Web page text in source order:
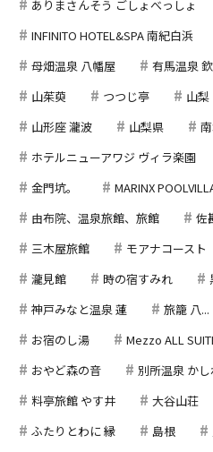
ありまさんそう ごしょべっしょ
INFINITO HOTEL&SPA 南紀白浜
母畑温泉 八幡屋
有馬温泉
山茱萸
つつじ亭 山梨
山形座 瀧波
山梨県
ホテルニューアワジ ヴィラ楽園
金門坑。
MARINX
由布院、温泉旅館、旅館
佐
三木屋旅館
モアナコースト
瀧見館
時の宿すみれ
神戸みなと温泉 蓮
旅籠 八...
お宿のし湯
Mezzo ALL
おやど森の音
別所温泉 か
料亭旅館 やす井
大谷山荘
ふたりとわに 縁
島根